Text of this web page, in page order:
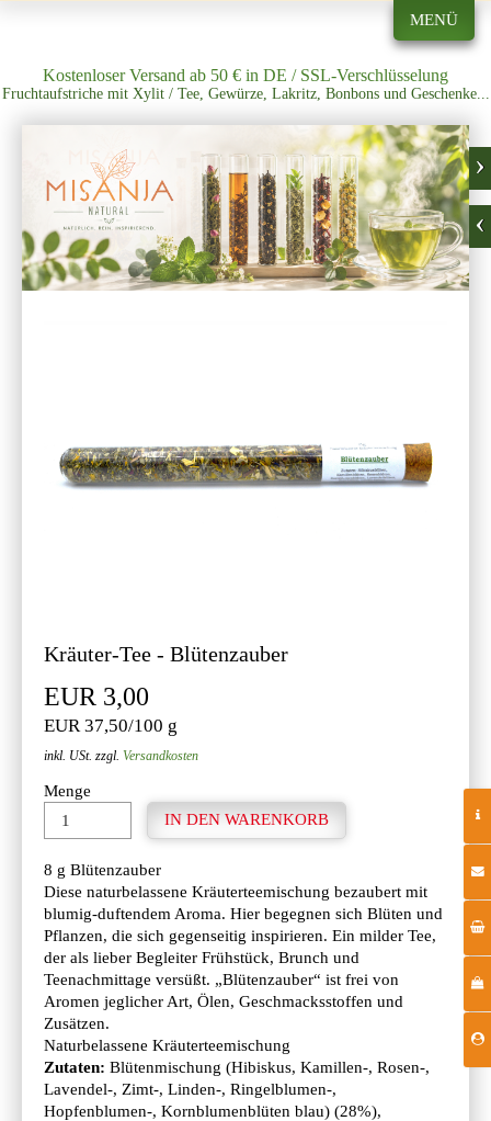
MENÜ
Kostenloser Versand ab 50 € in DE / SSL-Verschlüsselung
Fruchtaufstriche mit Xylit / Tee, Gewürze, Lakritz, Bonbons und Geschenke...
Kräuter-Tee - Blütenzauber
EUR 3,00
EUR 37,50/100 g
inkl. USt. zzgl. Versandkosten
Menge
8 g Blütenzauber
Diese naturbelassene Kräuterteemischung bezaubert mit
blumig-duftendem Aroma. Hier begegnen sich Blüten und
Pflanzen, die sich gegenseitig inspirieren. Ein milder Tee,
der als lieber Begleiter Frühstück, Brunch und
Teenachmittage versüßt. „Blütenzauber“ ist frei von
Aromen jeglicher Art, Ölen, Geschmacksstoffen und
Zusätzen.
Naturbelassene Kräuterteemischung
Zutaten: Blütenmischung (Hibiskus, Kamillen-, Rosen-,
Lavendel-, Zimt-, Linden-, Ringelblumen-,
Hopfenblumen-, Kornblumenblüten blau) (28%),